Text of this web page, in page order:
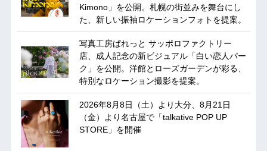
Kimono」を公開。札幌の街並みを舞台にし
た、新しい振袖ロケーションフォトを提案。
写真工房ぱれっと サッポロファクトリー
店、成人記念の新ビジュアル「白い恋人パー
ク」を公開。洋館とローズガーデンが彩る、
特別なロケーション撮影を提案。
2026年8月8日（土）より大分、8月21日
（金）より名古屋で「talkative POP UP
STORE」を開催